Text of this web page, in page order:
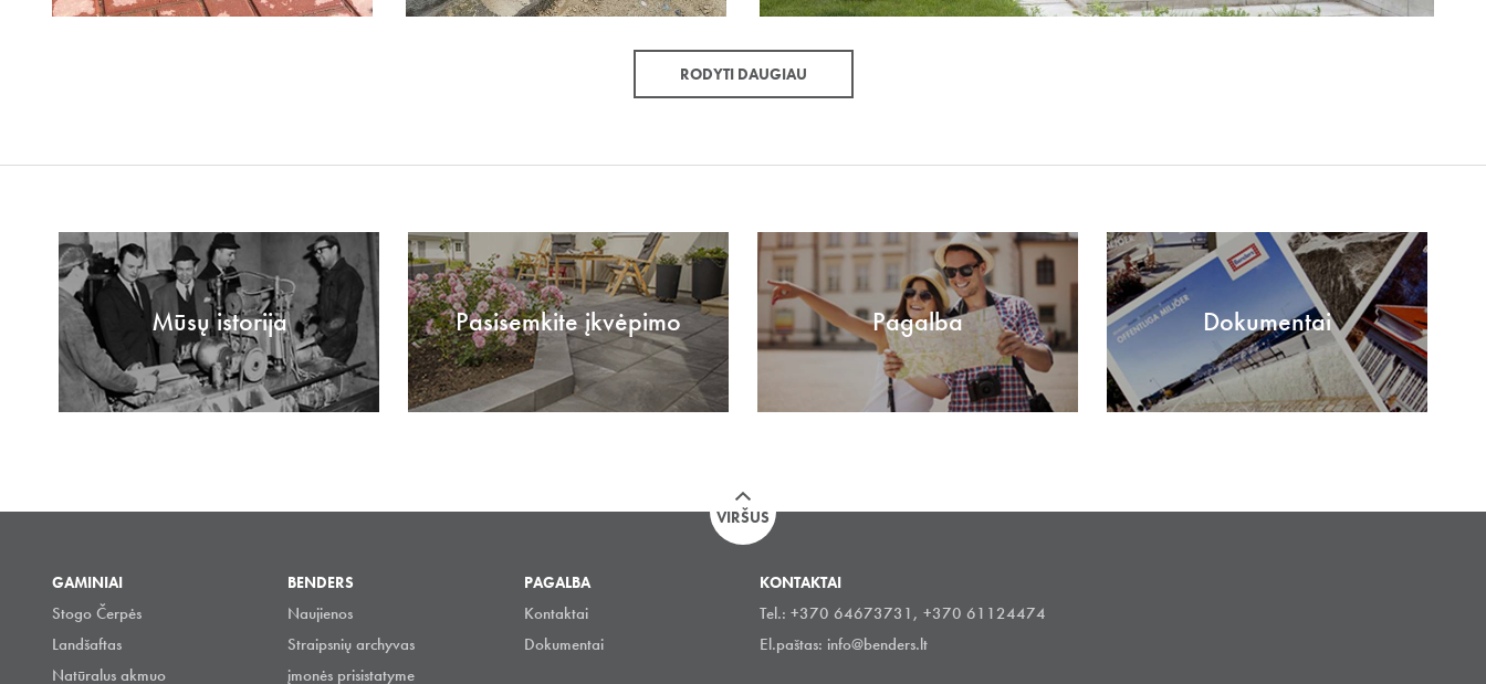
RODYTI DAUGIAU
Mūsų istorija Pasisemkite įkvėpimo Pagalba Dokumentai
VIRŠUS
GAMINIAI
Stogo Čerpės
Landšaftas
Natūralus akmuo
BENDERS
Naujienos
Straipsnių archyvas
įmonės prisistatyme
PAGALBA
Kontaktai
Dokumentai
KONTAKTAI
Tel.: +370 64673731, +370 61124474
El.paštas: info@benders.lt